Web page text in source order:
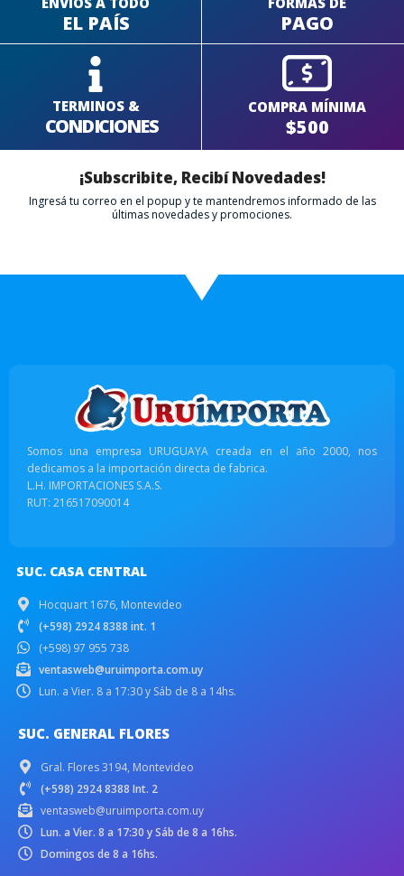
EL PAÍS PAGO
TERMINOS &
CONDICIONES
COMPRA MÍNIMA
$500
¡Subscribite, Recibí Novedades!
Ingresá tu correo en el popup y te mantendremos informado de las
últimas novedades y promociones.
Somos una empresa URUGUAYA creada en el año 2000, nos
dedicamos a la importación directa de fabrica.
L.H. IMPORTACIONES S.A.S.
RUT: 216517090014
SUC. CASA CENTRAL
Hocquart 1676, Montevideo
(+598) 2924 8388 int. 1
(+598) 97 955 738
ventasweb@uruimporta.com.uy
Lun. a Vier. 8 a 17:30 y Sáb de 8 a 14hs.
SUC. GENERAL FLORES
Gral. Flores 3194, Montevideo
(+598) 2924 8388 Int. 2
ventasweb@uruimporta.com.uy
Lun. a Vier. 8 a 17:30 y Sáb de 8 a 16hs.
Domingos de 8 a 16hs.